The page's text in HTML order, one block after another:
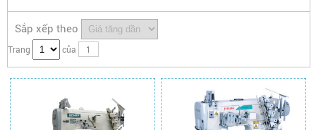
Sắp xếp theo
Trang của 1